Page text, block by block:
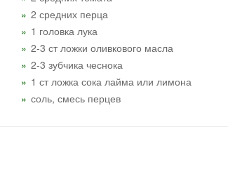
2 средних перца
1 головка лука
2-3 ст ложки оливкового масла
2-3 зубчика чеснока
1 ст ложка сока лайма или лимона
соль, смесь перцев